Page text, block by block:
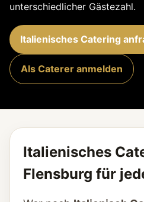
unterschiedlicher Gästezahl.
Italienisches Catering
Als Caterer anmelden
Italienisches
Flensburg für